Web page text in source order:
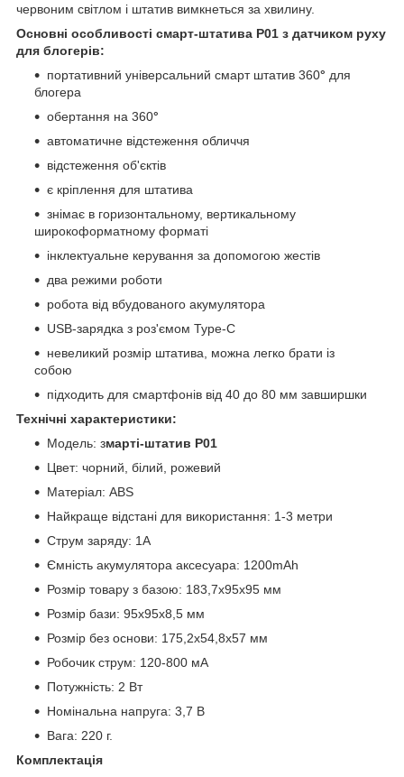
червоним світлом і штатив вимкнеться за хвилину.
Основні особливості смарт-штатива P01 з датчиком руху
для блогерів:
портативний універсальний смарт штатив 360° для
блогера
обертання на 360°
автоматичне відстеження обличчя
відстеження об'єктів
є кріплення для штатива
знімає в горизонтальному, вертикальному
широкоформатному форматі
інклектуальне керування за допомогою жестів
два режими роботи
робота від вбудованого акумулятора
USB-зарядка з роз'ємом Type-C
невеликий розмір штатива, можна легко брати із
собою
підходить для смартфонів від 40 до 80 мм завширшки
Технічні характеристики:
Модель: змарті-штатив P01
Цвет: чорний, білий, рожевий
Матеріал: ABS
Найкраще відстані для використання: 1-3 метри
Струм заряду: 1А
Ємність акумулятора аксесуара: 1200mAh
Розмір товару з базою: 183,7х95х95 мм
Розмір бази: 95х95х8,5 мм
Розмір без основи: 175,2х54,8х57 мм
Робочик струм: 120-800 мА
Потужність: 2 Вт
Номінальна напруга: 3,7 В
Вага: 220 г.
Комплектація